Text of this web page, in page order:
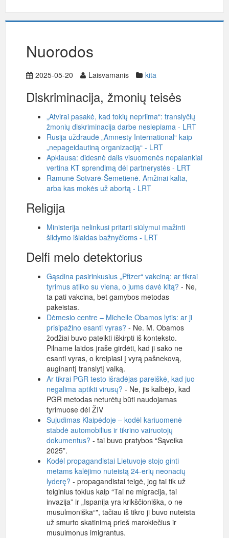
Nuorodos
2025-05-20 Laisvamanis kita
Diskriminacija, žmonių teisės
„Atvirai pasakė, kad tokių nepriima“: translyčių
žmonių diskriminacija darbe neslepiama - LRT
Rusija uždraudė „Amnesty International“ kaip
„nepageidautiną organizaciją“ - LRT
Apklausa: didesnė dalis visuomenės nepalankiai
vertina KT sprendimą dėl partnerystės - LRT
Ramunė Sotvarė-Šemetienė. Amžinai kalta,
arba kas mokės už abortą - LRT
Religija
Ministerija nelinkusi pritarti siūlymui mažinti
šildymo išlaidas bažnyčioms - LRT
Delfi melo detektorius
Gąsdina pasirinkusius „Pfizer“ vakciną: ar tikrai
tyrimus atliko su viena, o jums davė kitą? - Ne,
ta pati vakcina, bet gamybos metodas
pakeistas.
Dėmesio centre – Michelle Obamos lytis: ar ji
prisipažino esanti vyras? - Ne. M. Obamos
žodžiai buvo pateikti iškirpti iš konteksto.
Pilname laidos įraše girdėti, kad ji sako ne
esanti vyras, o kreipiasi į vyrą pašnekovą,
auginantį translytį vaiką.
Ar tikrai PGR testo išradėjas pareiškė, kad juo
negalima aptikti virusų? - Ne, jis kalbėjo, kad
PGR metodas neturėtų būti naudojamas
tyrimuose dėl ŽIV
Sujudimas Klaipėdoje – kodėl kariuomenė
stabdė automobilius ir tikrino vairuotojų
dokumentus? - tai buvo pratybos “Sąveika
2025”.
Kodėl propagandistai Lietuvoje stojo ginti
metams kalėjimo nuteistą 24-erių neonacių
lyderę? - propagandistai teigė, jog tai tik už
teiginius tokius kaip “Tai ne migracija, tai
invazija” ir „Ispanija yra krikščioniška, o ne
musulmoniška“", tačiau iš tikro ji buvo nuteista
už smurto skatinimą prieš marokiečius ir
musulmonus imigrantus.